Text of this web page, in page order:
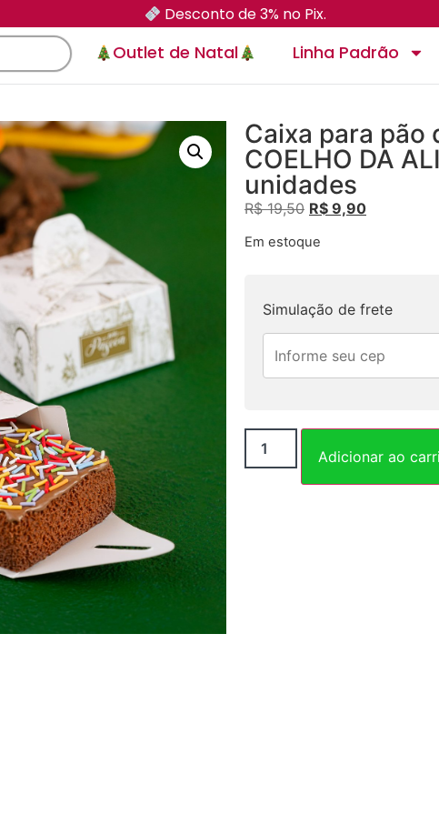
Desconto de 3% no Pix.
Outlet de Natal Linha Padrão
Caixa para pão
COELHO DA
unidades
R$19,50 R$ 9,90
Em estoque
Simulação de frete
Adicionar ao